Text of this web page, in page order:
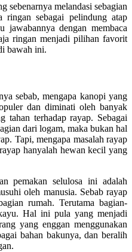
sebenarnya melandasi sebagian
sebagai pelindung atap
jawabannya dengan membaca
ringan menjadi pilihan favorit
bawah ini.
sebab, mengapa kanopi yang
dan diminati oleh banyak
tahan terhadap rayap. Sebagai
dari logam, maka bukan hal
Tapi, mengapa masalah rayap
hanyalah hewan kecil yang
pemakan selulosa ini adalah
oleh manusia. Sebab rayap
rumah. Terutama bagian-
Hal ini pula yang menjadi
yang enggan menggunakan
bahan bakunya, dan beralih